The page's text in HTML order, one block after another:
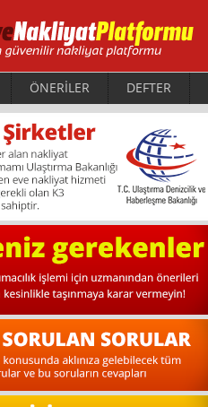
ÖNERİLER DEFTER